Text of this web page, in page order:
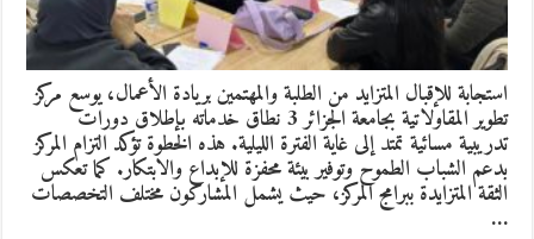
استجابة للإقبال المتزايد من الطلبة والمهتمين بريادة الأعمال، يوسع مركز
تطوير المقاولاتية بجامعة الجزائر 3 نطاق خدماته بإطلاق دورات
تدريبية مسائية تمتد إلى غاية الفترة الليلية. هذه الخطوة تؤكد التزام المركز
بدعم الشباب الطموح وتوفير بيئة محفزة للإبداع والابتكار. كما تعكس
الثقة المتزايدة ببرامج المركز، حيث يشمل المشاركون مختلف التخصصات
…